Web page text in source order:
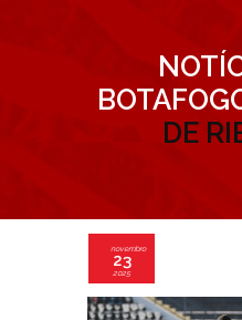
DE
novembro
23
2025